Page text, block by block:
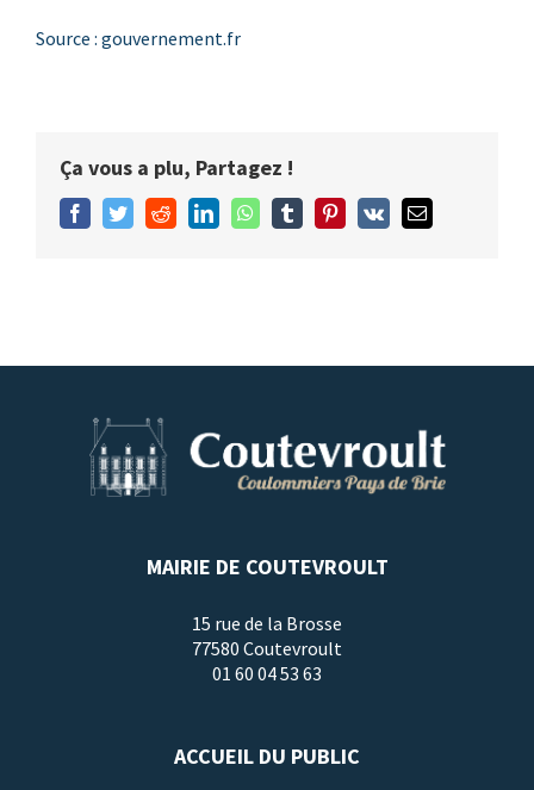
Source : gouvernement.fr
Ça vous a plu, Partagez !
Facebook
TwitterRedditLinkedInWhatsApp
Tumblr Pinterest
Vk Email
MAIRIE DE COUTEVROULT
15 rue de la Brosse
77580 Coutevroult
01 60 04 53 63
ACCUEIL DU PUBLIC